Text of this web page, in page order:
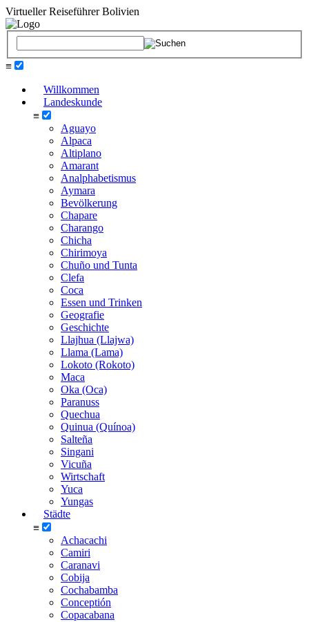
Virtueller Reiseführer Bolivien
≡
Willkommen
Landeskunde
≡
Aguayo
Alpaca
Altiplano
Amarant
Analphabetismus
Aymara
Bevölkerung
Chapare
Charango
Chicha
Chirimoya
Chuño und Tunta
Clefa
Coca
Essen und Trinken
Geografie
Geschichte
Llajhua (Llajwa)
Llama (Lama)
Lokoto (Rokoto)
Maca
Oka (Oca)
Paranuss
Quechua
Quinua (Quínoa)
Salteña
Singani
Vicuña
Wirtschaft
Yuca
Yungas
Städte
≡
Achacachi
Camiri
Caranavi
Cobija
Cochabamba
Conceptión
Copacabana